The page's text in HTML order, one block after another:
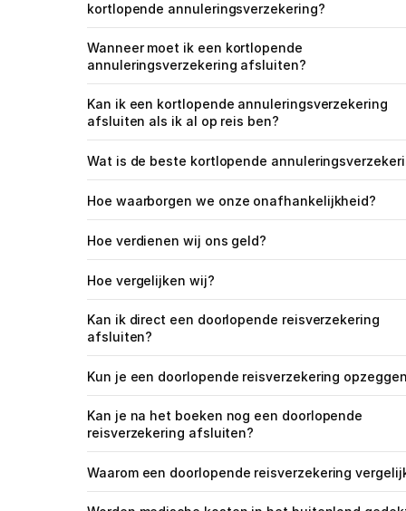
kortlopende annuleringsverzekering?
Wanneer moet ik een kortlopende
annuleringsverzekering afsluiten?
Kan ik een kortlopende annuleringsverzekering
afsluiten als ik al op reis ben?
Wat is de beste kortlopende
Hoe waarborgen we onze onafhankelijkheid?
Hoe verdienen wij ons geld?
Hoe vergelijken wij?
Kan ik direct een doorlopende reisverzekering
afsluiten?
Kun je een doorlopende reisverzekering
Kan je na het boeken nog een doorlopende
reisverzekering afsluiten?
Waarom een doorlopende reisverzekering